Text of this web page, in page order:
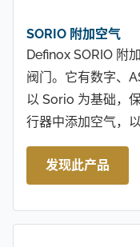
SORIO 附加空气
Definox SORIO 附
阀门。它有数字、
以 Sorio 为基础，
行器中添加空气，
发现此产品